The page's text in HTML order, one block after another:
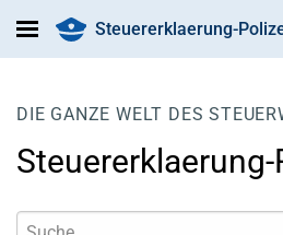
Steuererklaerung-
DIE GANZE WELT DES